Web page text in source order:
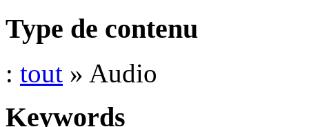
Type de contenu
: tout » Audio
Keywords